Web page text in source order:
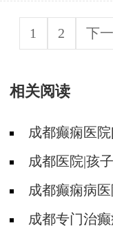
1 2 下
相关阅读
成都癫痫医
是癫痫吗?
成都医院|孩
是什么?
成都癫痫病
吗? 成都专门治